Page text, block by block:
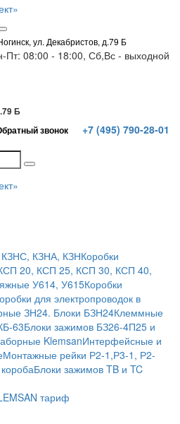
ул. Декабристов, д.79 Б
Пт: 08:00 - 18:00, Сб,Вс - выходной
Б
звонок
+7 (495) 790-28-01
КЗНС, КЗНА, КЗНКоробки
20, КСП 25, КСП 30, КСП 40,
У614, У615Коробки
для электропроводок в
ЗН24. Блоки БЗН24Клеммные
63Блоки зажимов БЗ26-4П25 и
KlemsanИнтерфейсные и
Монтажные рейки Р2-1,Р3-1, Р2-
Блоки зажимов TB и TC
тариф